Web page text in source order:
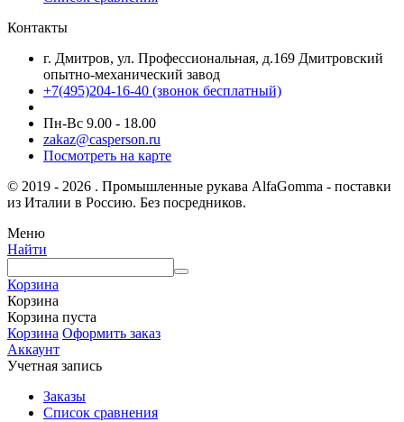
Контакты
г. Дмитров, ул. Профессиональная, д.169 Дмитровский
опытно-механический завод
+7(495)204-16-40 (звонок бесплатный)
Пн-Вс 9.00 - 18.00
zakaz@casperson.ru
Посмотреть на карте
© 2019 - 2026 . Промышленные рукава AlfaGomma - поставки
из Италии в Россию. Без посредников.
Меню
Найти
Корзина
Корзина
Корзина пуста
Корзина Оформить заказ
Аккаунт
Учетная запись
Заказы
Список сравнения